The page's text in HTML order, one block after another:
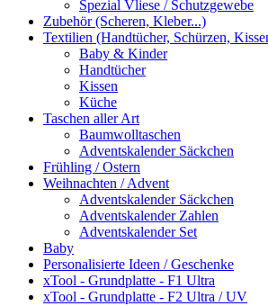
Spezial Vliese / Schutzgewebe
Zubehör (Scheren, Kleber...)
Textilien (Handtücher, Schürzen,
Baby & Kinder
Handtücher
Kissen
Küche
Taschen aller Art
Baumwolltaschen
Adventskalender Säckchen
Frühling / Ostern
Weihnachten / Advent
Adventskalender Säckchen
Adventskalender Zahlen
Adventskalender Set
Baby
Personalisierte Ideen / Geschenke
xTool - Grundplatte - F1 Ultra
xTool - Grundplatte - F2 Ultra / UV